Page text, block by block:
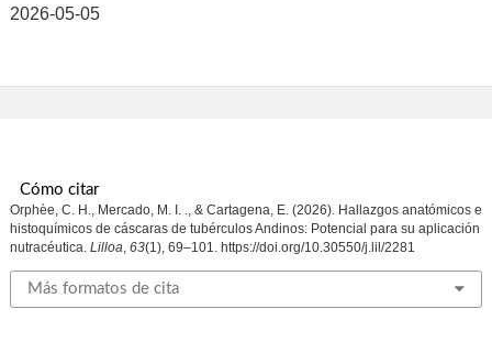
2026-05-05
Cómo citar
Orphèe, C. H., Mercado, M. I. ., & Cartagena, E. (2026). Hallazgos anatómicos e
histoquímicos de cáscaras de tubérculos Andinos: Potencial para su aplicación
nutracéutica. Lilloa, 63(1), 69–101. https://doi.org/10.30550/j.lil/2281
Más formatos de cita